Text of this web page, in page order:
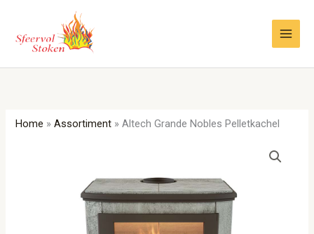
inhoud
Home »Assortiment »Altech Grande Nobles Pelletkachel